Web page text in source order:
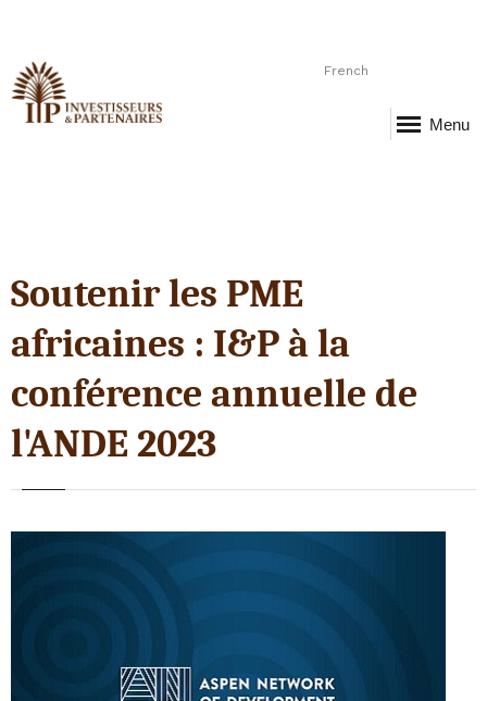
French
Menu
Soutenir les PME
africaines : I&P à la
conférence annuelle de
l'ANDE 2023